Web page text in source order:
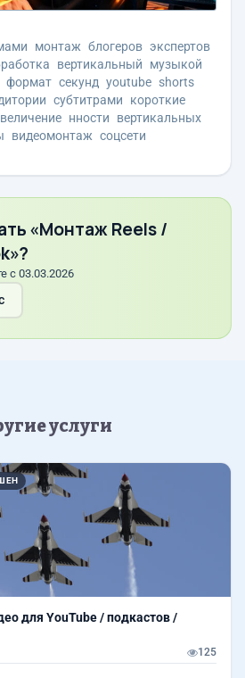
монтаж блогеров экспертов
вертикальный
музыкой
формат секунд youtube shorts
субтитрами
короткие
нности
вертикальных
видеомонтаж соцсети
«Монтаж Reels /
с 03.03.2026
услуги
для YouTube / подкастов /
125